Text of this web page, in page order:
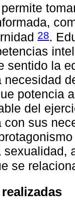
28.
sentido la
necesidad
potencia
del
con sus
sexualidad,
se